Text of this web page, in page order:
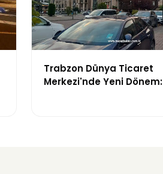
Trabzon Dünya Ticaret
Merkezi'nde Yeni Dönem: